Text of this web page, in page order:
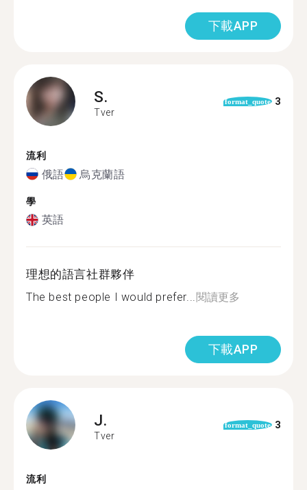
下載APP
S.
Tver
format_quote 3
流利
俄語 烏克蘭語
學
英語
理想的語言社群夥伴
The best people I would prefer...閱讀更多
下載APP
J.
Tver
format_quote 3
流利